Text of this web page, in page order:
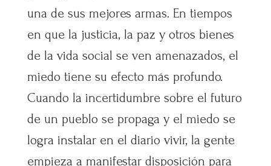
una de sus mejores armas. En tiempos
en que la justicia, la paz y otros bienes
de la vida social se ven amenazados, el
miedo tiene su efecto más profundo.
Cuando la incertidumbre sobre el futuro
de un pueblo se propaga y el miedo se
logra instalar en el diario vivir, la gente
empieza a manifestar disposición para